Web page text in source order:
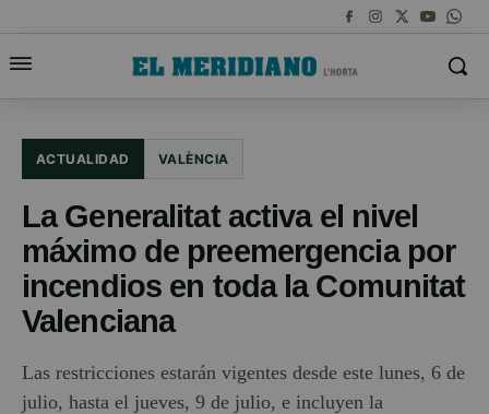
ACTUALIDAD VALÈNCIA
La Generalitat activa el nivel
máximo de preemergencia por
incendios en toda la Comunitat
Valenciana
Las restricciones estarán vigentes desde este lunes, 6 de
julio, hasta el jueves, 9 de julio, e incluyen la